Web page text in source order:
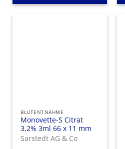
BLUTENTNAHME
Monovette-S Citrat
3,2% 3ml 66 x 11 mm
Sarstedt AG & Co